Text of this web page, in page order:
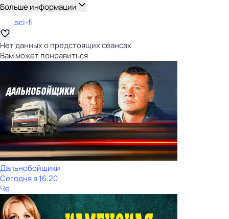
Больше информации
.sci-fi
Нет данных о предстоящих сеансах
Вам может понравиться
Дальнобойщики
Сегодня в 16:20
Че